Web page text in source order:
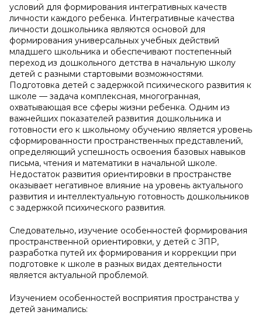
условий для формирования интегративных качеств
личности каждого ребенка. Интегративные качества
личности дошкольника являются основой для
формирования универсальных учебных действий
младшего школьника и обеспечивают постепенный
переход из дошкольного детства в начальную школу
детей с разными стартовыми возможностями.
Подготовка детей с задержкой психического развития к
школе — задача комплексная, многогранная,
охватывающая все сферы жизни ребенка. Одним из
важнейших показателей развития дошкольника и
готовности его к школьному обучению является уровень
сформированности пространственных представлений,
определяющий успешность освоения базовых навыков
письма, чтения и математики в начальной школе.
Недостаток развития ориентировки в пространстве
оказывает негативное влияние на уровень актуального
развития и интеллектуальную готовность дошкольников
с задержкой психического развития.
Следовательно, изучение особенностей формирования
пространственной ориентировки, у детей с ЗПР,
разработка путей их формирования и коррекции при
подготовке к школе в разных видах деятельности
является актуальной проблемой.
Изучением особенностей восприятия пространства у
детей занимались: